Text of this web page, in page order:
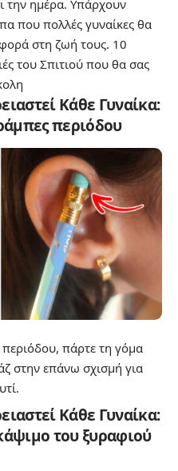
την ημέρα. Υπάρχουν
που πολλές γυναίκες θα
στη ζωή τους. 10
του Σπιτιού που θα σας
Κάθε Γυναίκα:
περιόδου
περιόδου, πάρτε τη γόμα
στην επάνω σχισμή για
Κάθε Γυναίκα:
του ξυραφιού